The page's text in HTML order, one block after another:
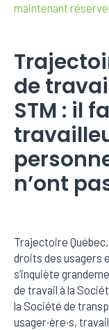
maintenant
de
STM : il
n’ont
Trajectoire
droits des usagers
s’inquiète
de travail à la
la Société de
usager·ère·s,